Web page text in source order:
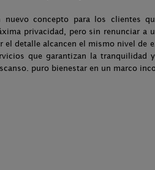
nuevo concepto para los clientes
privacidad, pero sin renunciar a
el detalle alcancen el mismo nivel de
que garantizan la tranquilidad
puro bienestar en un marco